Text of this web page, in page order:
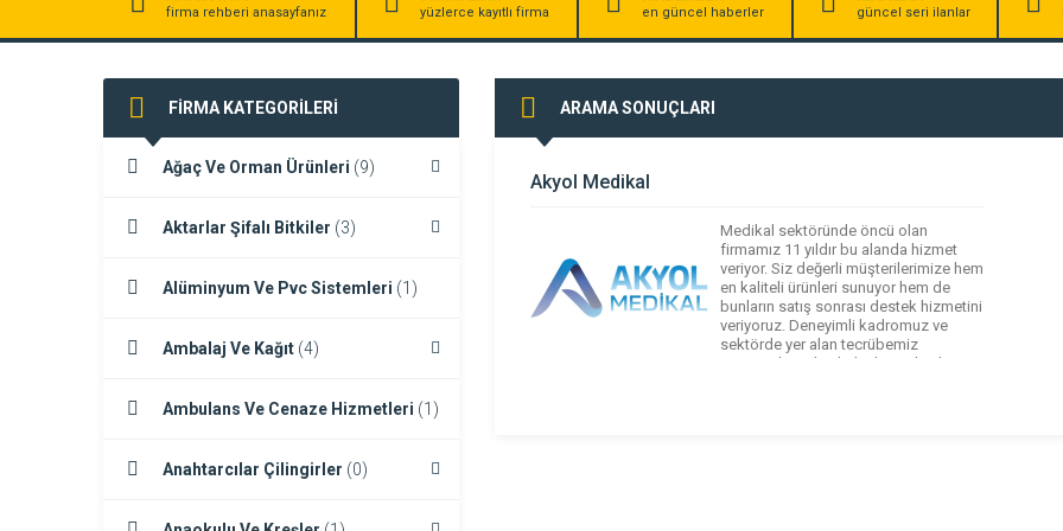
firma rehberi anasayfanız yüzlerce kayıtlı firma en güncel haberler güncel seri ilanlar
FİRMA KATEGORİLERİ
Ağaç Ve Orman Ürünleri (9)
Aktarlar Şifalı Bitkiler (3)
Alüminyum Ve Pvc Sistemleri (1)
Ambalaj Ve Kağıt (4)
Ambulans Ve Cenaze Hizmetleri (1)
Anahtarcılar Çilingirler (0)
ARAMA SONUÇLARI
Akyol Medikal
Medikal sektöründe öncü olan
firmamız 11 yıldır bu alanda hizmet
veriyor. Siz değerli müşterilerimize hem
en kaliteli ürünleri sunuyor hem de
bunların satış sonrası destek hizmetini
veriyoruz. Deneyimli kadromuz ve
sektörde yer alan tecrübemiz
sayesinde sizleri kaliteli ürünler ile